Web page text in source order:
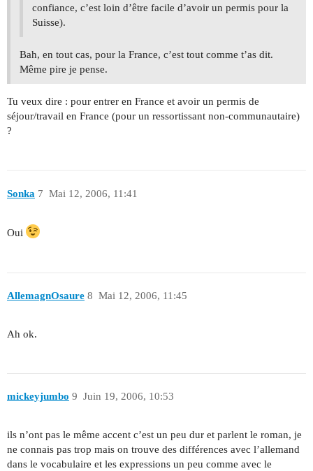
confiance, c’est loin d’être facile d’avoir un permis pour la
Suisse).
Bah, en tout cas, pour la France, c’est tout comme t’as dit.
Même pire je pense.
Tu veux dire : pour entrer en France et avoir un permis de
séjour/travail en France (pour un ressortissant non-communautaire)
?
Sonka Mai 12, 2006, 11:41
7
Oui
AllemagnOsaure Mai 12, 2006, 11:45
8
Ah ok.
mickeyjumbo Juin 19, 2006, 10:53
9
ils n’ont pas le même accent c’est un peu dur et parlent le roman, je
ne connais pas trop mais on trouve des différences avec l’allemand
dans le vocabulaire et les expressions un peu comme avec le